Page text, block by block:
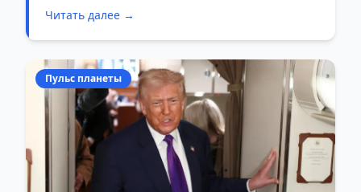
время — ее заподозрили в работе с пациентами
Читать далее →
Пульс планеты